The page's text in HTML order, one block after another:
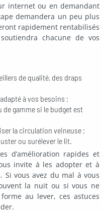
internet ou en demandant
demandera un peu plus
rapidement rentabilisés
chacune de vos
de qualité, des draps
à vos besoins ;
de gamme si le budget est
la circulation veineuse ;
ou surélever le lit.
d’amélioration rapides et
invite à les adopter et à
vous avez du mal à vous
la nuit ou si vous ne
au lever, ces astuces